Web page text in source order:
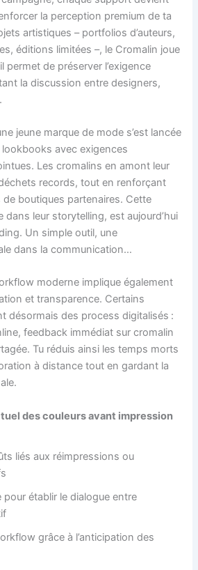
la perception premium de ta
artistiques – portfolios d’auteurs,
éditions limitées –, le Cromalin joue
permet de préserver l’exigence
la discussion entre designers,
jeune marque de mode s’est lancée
lookbooks avec exigences
Les cromalins en amont leur
records, tout en renforçant
de boutiques partenaires. Cette
dans leur storytelling, est aujourd’hui
Un simple outil, une
dans la communication…
moderne implique également
et transparence. Certains
désormais des process digitalisés :
feedback immédiat sur cromalin
Tu réduis ainsi les temps morts
à distance tout en gardant la
des couleurs avant impression
liés aux réimpressions ou
pour établir le dialogue entre
grâce à l’anticipation des